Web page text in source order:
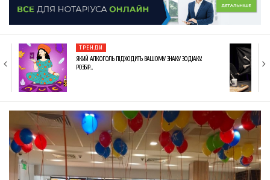
МОНІТОРИНГ ЗАКОНОДАВСТВА
ФРАНЧАЙЗИНГ
КНИГИ
ТРЕНДИ
ЯКИЙ АЛКОГОЛЬ ПІДХОДИТЬ ВАШОМУ ЗНАКУ ЗОДІАКУ:
РОЗБІР…